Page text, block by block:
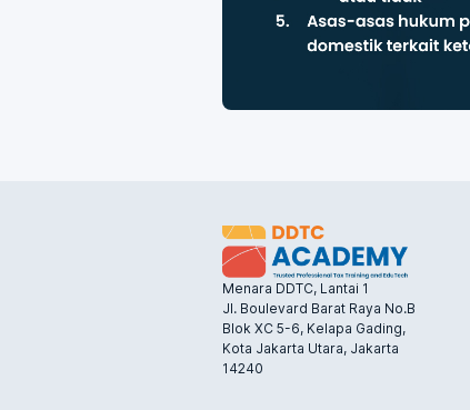
Menara DDTC, Lantai 1
Jl. Boulevard Barat Raya No.B
Blok XC 5-6, Kelapa Gading,
Kota Jakarta Utara, Jakarta
14240